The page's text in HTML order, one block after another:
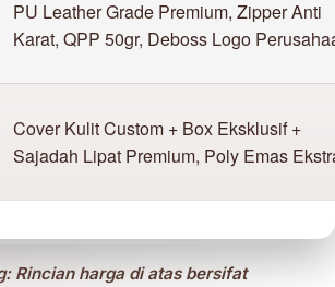
PU Leather Grade Premium, Zipper Anti
Karat, QPP 50gr, Deboss Logo
Cover Kulit Custom + Box Eksklusif +
Sajadah Lipat Premium, Poly Emas
Rincian harga di atas bersifat